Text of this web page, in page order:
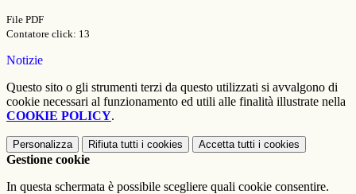
File PDF
Contatore click: 13
Notizie
Questo sito o gli strumenti terzi da questo utilizzati si avvalgono di
cookie necessari al funzionamento ed utili alle finalità illustrate nella
COOKIE POLICY.
Personalizza Rifiuta tutti i cookies Accetta tutti i cookies
Gestione cookie
In questa schermata è possibile scegliere quali cookie consentire.